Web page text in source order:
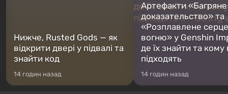
Нижче, Rusted Gods — як
відкрити двері у підвалі та
знайти код
14 годин назад
Артефакти «Багряне
доказательство» та
«Розплавлене серце
вогню» у Genshin
де їх знайти та кому
підходять
14 годин назад